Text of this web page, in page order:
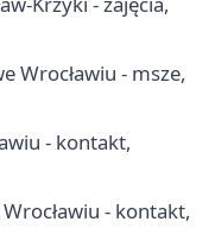
Wrocławiu - msze,
- kontakt,
- kontakt,